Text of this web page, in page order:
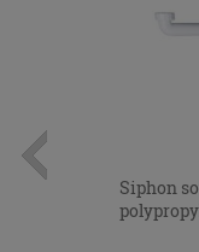
Siphon